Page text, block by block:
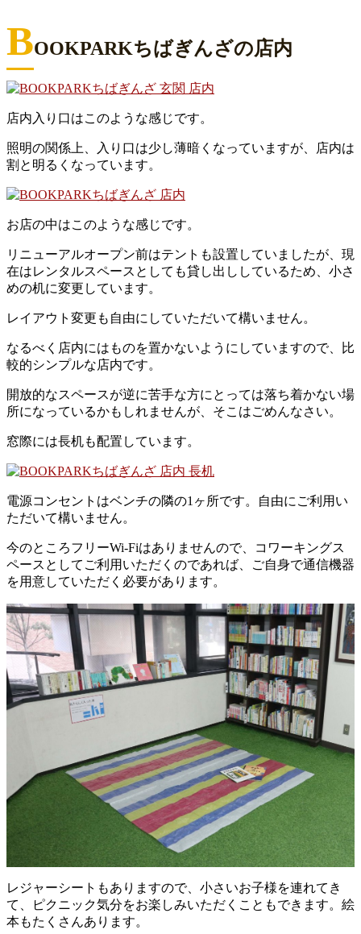
BOOKPARKちばぎんざの店内
店内入り口はこのような感じです。
照明の関係上、入り口は少し薄暗くなっていますが、店内は
割と明るくなっています。
お店の中はこのような感じです。
リニューアルオープン前はテントも設置していましたが、現
在はレンタルスペースとしても貸し出ししているため、小さ
めの机に変更しています。
レイアウト変更も自由にしていただいて構いません。
なるべく店内にはものを置かないようにしていますので、比
較的シンプルな店内です。
開放的なスペースが逆に苦手な方にとっては落ち着かない場
所になっているかもしれませんが、そこはごめんなさい。
窓際には長机も配置しています。
電源コンセントはベンチの隣の1ヶ所です。自由にご利用い
ただいて構いません。
今のところフリーWi-Fiはありませんので、コワーキングス
ペースとしてご利用いただくのであれば、ご自身で通信機器
を用意していただく必要があります。
レジャーシートもありますので、小さいお子様を連れてき
て、ピクニック気分をお楽しみいただくこともできます。絵
本もたくさんあります。